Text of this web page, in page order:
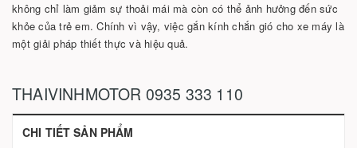
không chỉ làm giảm sự thoải mái mà còn có thể ảnh hưởng đến sức
khỏe của trẻ em. Chính vì vậy, việc gắn kính chắn gió cho xe máy là
một giải pháp thiết thực và hiệu quả.
THAIVINHMOTOR 0935 333 110
CHI TIẾT SẢN PHẨM